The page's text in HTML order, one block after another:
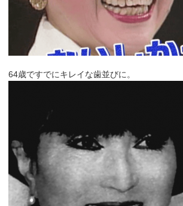
64歳ですでにキレイな歯並びに。